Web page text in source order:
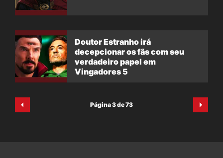
Doutor Estranho irá
decepcionar os fãs com seu
verdadeiro papel em
Vingadores 5
Página 3 de 73